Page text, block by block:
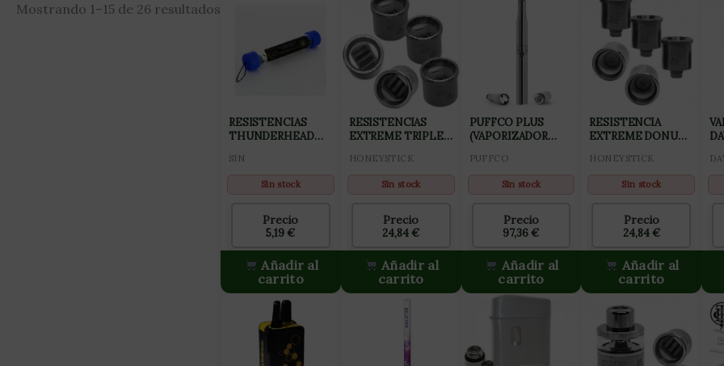
Mostrando 1–15 de 26 resultados
RESISTENCIAS
THUNDERHEAD
UDS 24GA
SIN
Sin stock
Precio
5,19€
Añadir al
carrito
RESISTENCIAS
EXTREME TRIPLE
HONEYSTICK
Sin stock
Precio
24,84€
Añadir al
carrito
PUFFCO PLUS
(VAPORIZADOR
PUFFCO
Sin stock
Precio
97,36€
Añadir al
carrito
RESISTENCIA
EXTREME DONUT
HONEYSTICK
Sin stock
Precio
24,84€
Añadir al
carrito